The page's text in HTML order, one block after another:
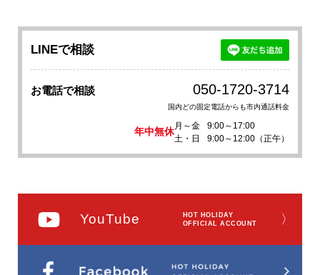
LINEで相談
お電話で相談 050-1720-3714
国内どの固定電話からも市内通話料金
年中無休
月～金
9:00～17:00
土・日
9:00～12:00（正午）
YouTube
HOT HOLIDAY
OFFICIAL ACCOUNT
〉